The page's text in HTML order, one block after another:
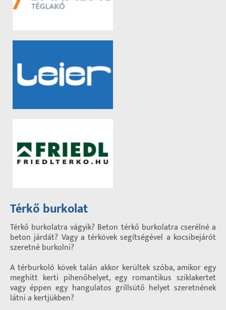
Térkő burkolat
Térkő burkolatra vágyik? Beton térkő burkolatra cserélné a
beton járdát? Vagy a térkövek segítségével a kocsibejárót
szeretné burkolni?
A térburkoló kövek talán akkor kerültek szóba, amikor egy
meghitt kerti pihenőhelyet, egy romantikus sziklakertet
vagy éppen egy hangulatos grillsütő helyet szeretnének
látni a kertjükben?